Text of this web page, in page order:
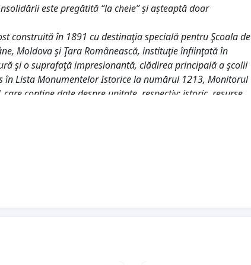
este pregătită “la cheie” și așteaptă doar
construită în 1891 cu destinaţia specială pentru Şcoala de
Moldova şi Ţara Românească, instituţie înfiinţată în
şi o suprafaţă impresionantă, clădirea principală a şcolii
în Lista Monumentelor Istorice la numărul 1213, Monitorul
conține date despre unitate, respectiv: istoric, resurse
În unele clase de la etaj apa se infiltrează datorită
Universității ”Alexandru Ioan Cuza” în vederea
în Școală de Aplicație pentru elevii profilului pedagogic;